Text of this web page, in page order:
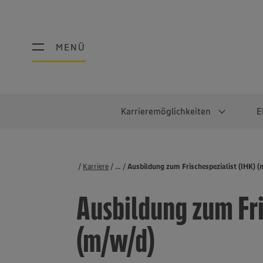
MENÜ
MENÜ
Karrieremöglichkeiten
Schülerpraktikum Abschlussarbeiten
Faires Gehalt
Diversität Lager & Logistik
Karriere Stellenbörse
Ausbildung zum Frischespezialist (IHK)
...
Ausbildung zum
(m/w/d)